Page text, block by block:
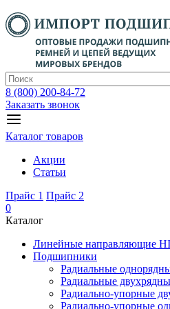
8 (800) 200-84-72
Заказать звонок
Каталог товаров
Акции
Статьи
Прайс 1 Прайс 2
0
Каталог
Линейные направляющие
Подшипники
Радиальные
Радиальные
Радиально-упорные
Радиально-упорные